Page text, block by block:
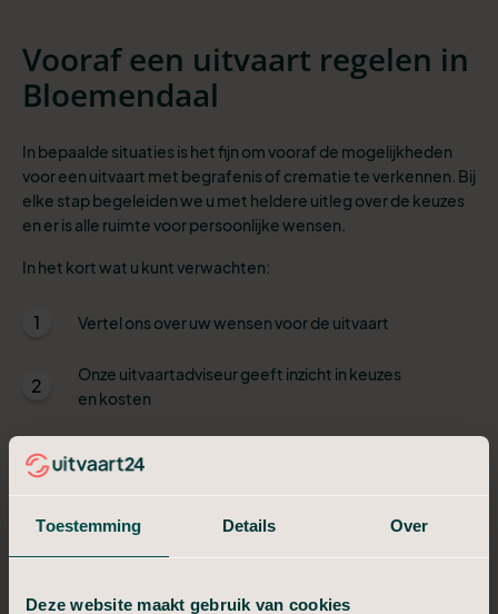
Toestemming Details Over
Deze website maakt gebruik van cookies
Vooraf een uitvaart regelen in
Bloemendaal
In bepaalde situaties is het fijn om vooraf de mogelijkheden
voor een uitvaart met begrafenis of crematie te verkennen. Bij
elke stap begeleiden we u met heldere uitleg over de keuzes
en er is alle ruimte voor persoonlijke wensen.
In het kort wat u kunt verwachten:
1 Vertel ons over uw wensen voor de uitvaart
2
Onze uitvaartadviseur geeft inzicht in keuzes
en kosten
3
door
zorgteam verzorgd en opgebaard